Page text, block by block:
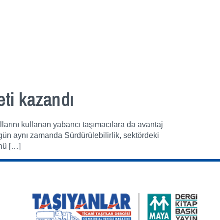
kazandı
kullanan yabancı taşımacılara da avantaj
aynı zamanda Sürdürülebilirlik, sektördeki
[…]